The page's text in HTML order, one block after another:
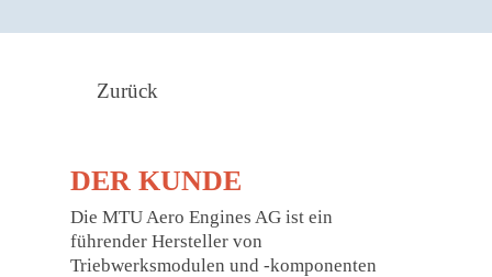
Zurück
DER KUNDE
Die MTU Aero Engines AG ist ein
führender Hersteller von
Triebwerksmodulen und -komponenten